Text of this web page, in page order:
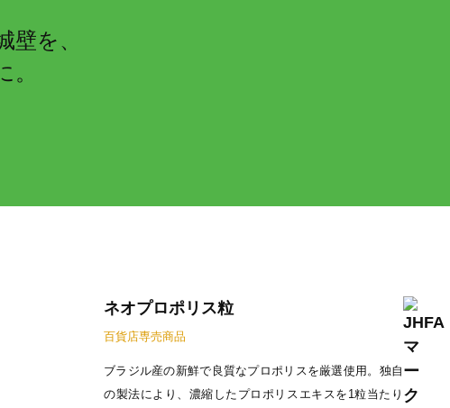
を、
ネオプロポリス粒
百貨店専売商品
ブラジル産の新鮮で良質なプロポリスを厳選使用。独自
の製法により、濃縮したプロポリスエキスを1粒当たり